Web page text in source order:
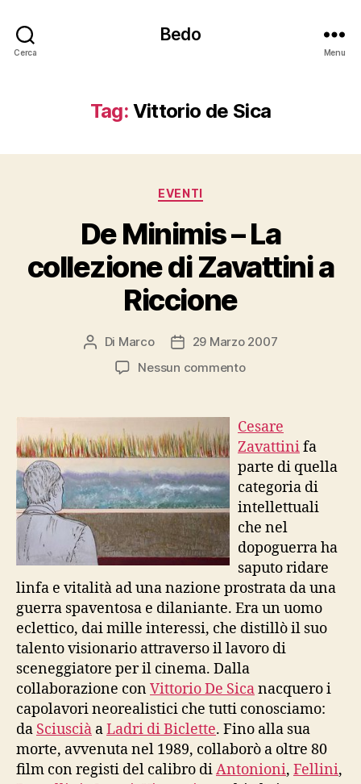
Cerca
Bedo
Menu
Tag: Vittorio de Sica
Categorie
EVENTI
De Minimis – La
collezione di Zavattini a
Riccione
Autore
articolo
Di Marco
Data29 Marzo 2007
Nessun commentosu
–
La
collezione
di
Zavattini
a
Riccione
Cesare
Zavattinifa
parte di quella
categoria di
intellettuali
che nel
dopoguerra ha
saputo ridare
linfa e vitalità ad una nazione prostrata da una
guerra spaventosa e dilaniante. Era un uomo
eclettico, dai mille interessi, che distillò il suo
talento visionario attraverso il lavoro di
sceneggiatore per il cinema. Dalla
collaborazione conVittorio De Sicanacquero i
capolavori neorealistici che tutti conosciamo:
da Sciuscià aLadri di Biclette. Fino alla sua
morte, avvenuta nel 1989, collaborò a oltre 80
film con registi del calibro diAntonioni, Fellini,